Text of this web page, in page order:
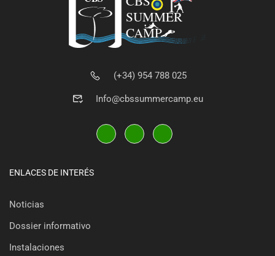
(+34) 954 788 025
Info@cbssummercamp.eu
ENLACES DE INTERÉS
Noticias
Dossier informativo
Instalaciones